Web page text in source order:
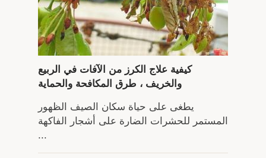
كيفية علاج الكرز من الآفات في الربيع
والخريف ، طرق المكافحة والحماية
يطغى على حياة سكان الصيف الظهور
المستمر للحشرات الضارة على أشجار الفاكهة
...